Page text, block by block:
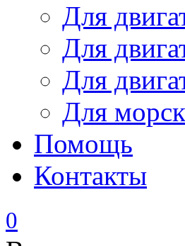
Для
Для
Для
Для
Помощь
Контакты
0